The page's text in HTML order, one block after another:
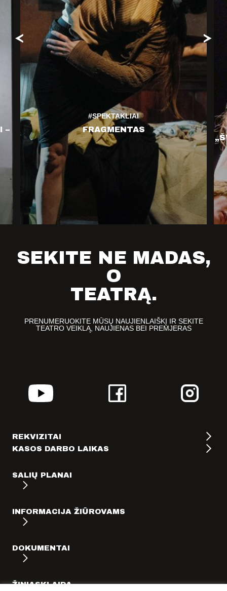
–
#SPEKTAKLIAI
FRAGMENTAS
SEKITE NE MADAS,
O
TEATRĄ.
PRENUMERUOKITE MŪSŲ NAUJIENLAIŠKĮ IR SEKITE
TEATRO VEIKLĄ, NAUJIENAS BEI PREMJERAS
REKVIZITAI
KASOS DARBO LAIKAS
SALIŲ PLANAI
INFORMACIJA ŽIŪROVAMS
DOKUMENTAI
ŽINIASKLAIDA